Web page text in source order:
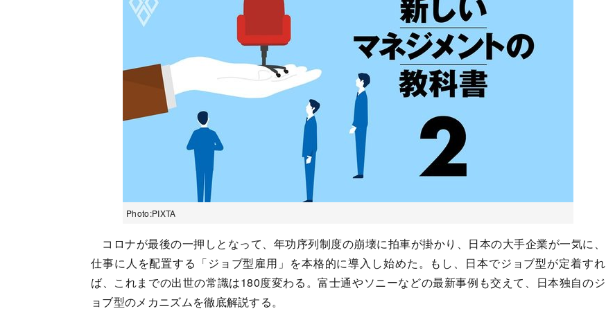
Photo:PIXTA
コロナが最後の一押しとなって、年功序列制度の崩壊に拍車が掛かり、日本の大手企業が一気に、
仕事に人を配置する「ジョブ型雇用」を本格的に導入し始めた。もし、日本でジョブ型が定着すれ
ば、これまでの出世の常識は180度変わる。富士通やソニーなどの最新事例も交えて、日本独自のジ
ョブ型のメカニズムを徹底解説する。